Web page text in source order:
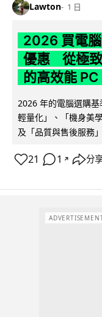
Lawton 1 日
2026 買電
優惠 從極致
的高效能 PC
2026 年的電腦選購
輕量化」、「機身美
及「品質與售後服務
21 1 ↗ 分